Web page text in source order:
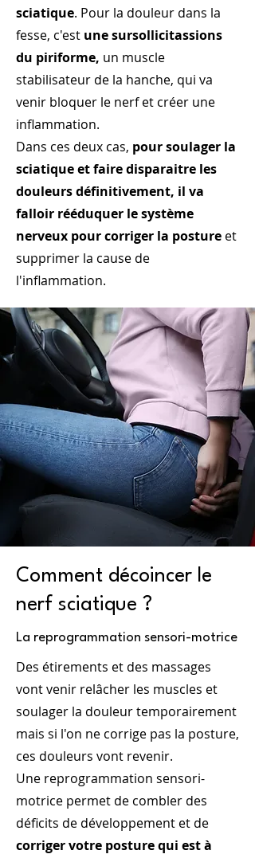
sciatique. Pour la douleur dans la
fesse, c'est une sursollicitassions
du piriforme, un muscle
stabilisateur de la hanche, qui va
venir bloquer le nerf et créer une
inflammation.
Dans ces deux cas, pour soulager la
sciatique et faire disparaitre les
douleurs définitivement, il va
falloir rééduquer le système
nerveux pour corriger la posture et
supprimer la cause de
l'inflammation.
Comment décoincer le
nerf sciatique ?
La reprogrammation sensori-motrice
Des étirements et des massages
vont venir relâcher les muscles et
soulager la douleur temporairement
mais si l'on ne corrige pas la posture,
ces douleurs vont revenir.
Une reprogrammation sensori-
motrice permet de combler des
déficits de développement et de
corriger votre posture qui est à